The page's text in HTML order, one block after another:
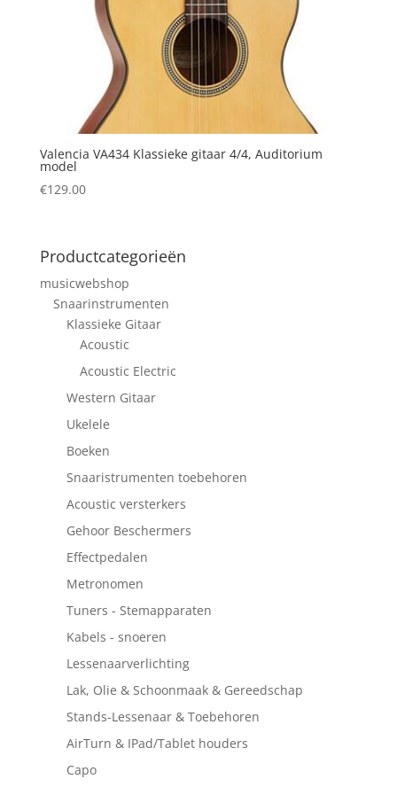
Valencia VA434 Klassieke gitaar 4/4, Auditorium
model
€129.00
Productcategorieën
musicwebshop
Snaarinstrumenten
Klassieke Gitaar
Acoustic
Acoustic Electric
Western Gitaar
Ukelele
Boeken
Snaaristrumenten toebehoren
Acoustic versterkers
Gehoor Beschermers
Effectpedalen
Metronomen
Tuners - Stemapparaten
Kabels - snoeren
Lessenaarverlichting
Lak, Olie & Schoonmaak & Gereedschap
Stands-Lessenaar & Toebehoren
AirTurn & IPad/Tablet houders
Capo